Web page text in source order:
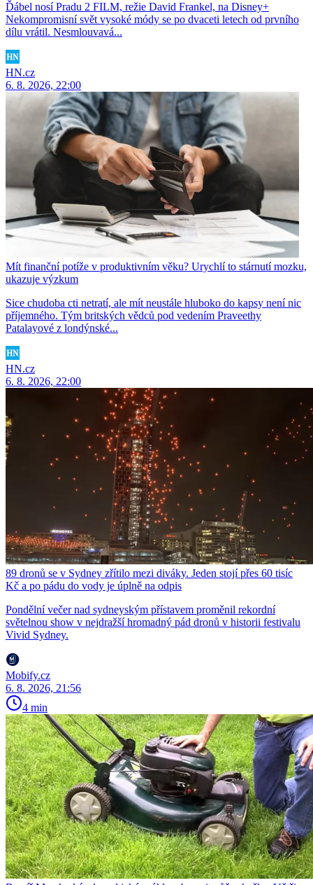
Ďábel nosí Pradu 2 FILM, režie David Frankel, na Disney+
Nekompromisní svět vysoké módy se po dvaceti letech od prvního
dílu vrátil. Nesmlouvavá...
HN.cz
6. 8. 2026, 22:00
Mít finanční potíže v produktivním věku? Urychlí to stárnutí mozku,
ukazuje výzkum
Sice chudoba cti netratí, ale mít neustále hluboko do kapsy není nic
příjemného. Tým britských vědců pod vedením Praveethy
Patalayové z londýnské...
HN.cz
6. 8. 2026, 22:00
89 dronů se v Sydney zřítilo mezi diváky. Jeden stojí přes 60 tisíc
Kč a po pádu do vody je úplně na odpis
Pondělní večer nad sydneyským přístavem proměnil rekordní
světelnou show v nejdražší hromadný pád dronů v historii festivalu
Vivid Sydney.
Mobify.cz
6. 8. 2026, 21:56
4 min